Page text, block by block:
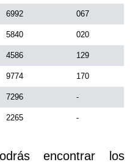
6992 067
5840 020
4586 129
9774 170
7296 -
2265 -
encontrar los